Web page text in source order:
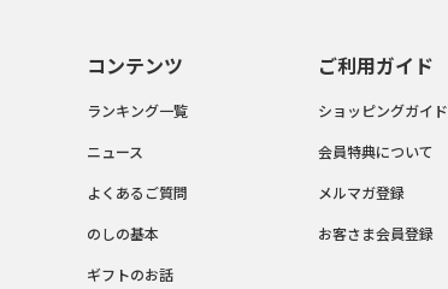
コンテンツ
ランキング一覧
ニュース
よくあるご質問
のしの基本
ギフトのお話
ご利用ガイド
ショッピングガイド
会員特典について
メルマガ登録
お客さま会員登録